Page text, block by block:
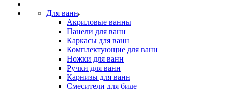
Для ванн
Акриловые ванны
Панели для ванн
Каркасы для ванн
Комплектующие для ванн
Ножки для ванн
Ручки для ванн
Карнизы для ванн
Смесители для биде